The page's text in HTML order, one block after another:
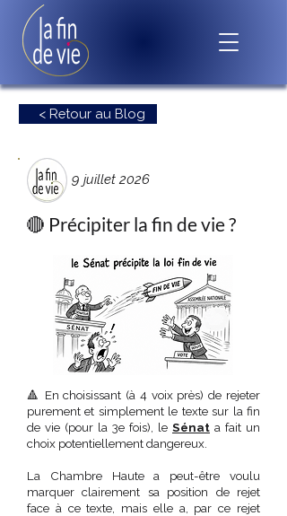
< Retour au Blog
9 juillet 2026
🔴 Précipiter la fin de vie ?
🔺 En choisissant (à 4 voix près) de rejeter
purement et simplement le texte sur la fin
de vie (pour la 3e fois), le Sénat a fait un
choix potentiellement dangereux.
La Chambre Haute a peut-être voulu
marquer clairement sa position de rejet
face à ce texte, mais elle a, par ce rejet